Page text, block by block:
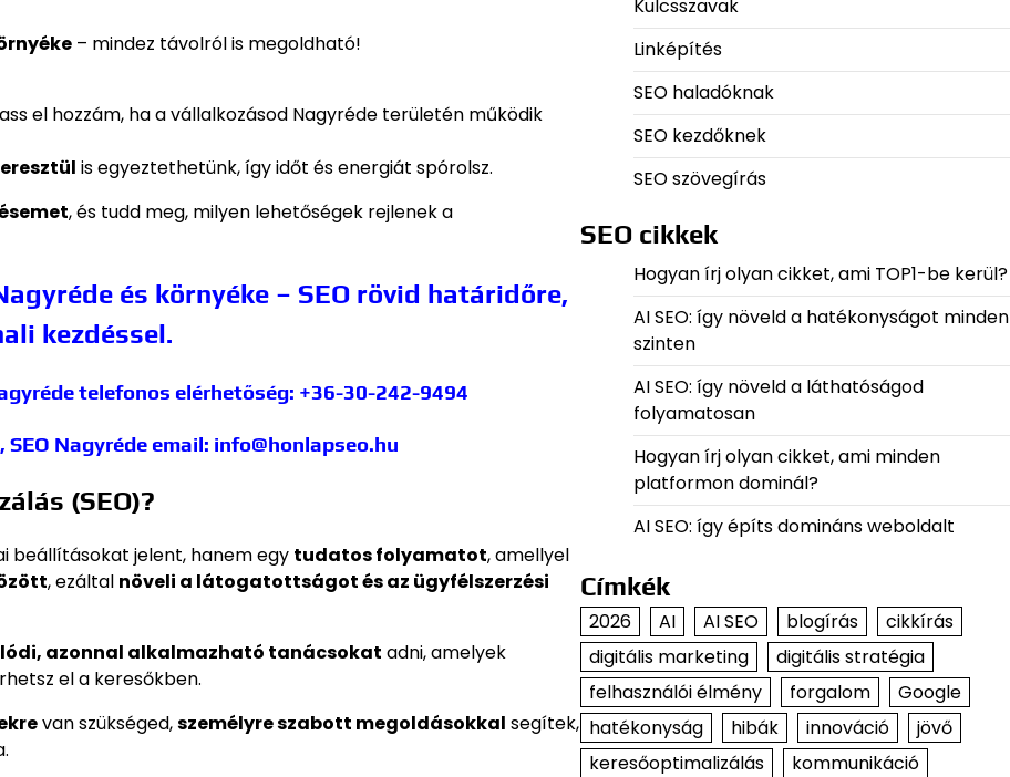
– mindez távolról is megoldható!
el hozzám, ha a vállalkozásod Nagyréde területén működik
is egyeztethetünk, így időt és energiát spórolsz.
, és tudd meg, milyen lehetőségek rejlenek a
és környéke – SEO rövid határidőre,
kezdéssel.
telefonos elérhetőség: +36-30-242-9494
Nagyréde email: info@honlapseo.hu
(SEO)?
beállításokat jelent, hanem egy tudatos folyamatot, amellyel
, ezáltal növeli a látogatottságot és az ügyfélszerzési
azonnal alkalmazható tanácsokat adni, amelyek
el a keresőkben.
van szükséged,személyre szabott megoldásokkal segítek,
Kulcsszavak
Linképítés
SEO haladóknak
SEO kezdőknek
SEO szövegírás
SEO cikkek
Hogyan írj olyan cikket, ami TOP1-be kerül?
AI SEO: így növeld a hatékonyságot minden
szinten
AI SEO: így növeld a láthatóságod
folyamatosan
Hogyan írj olyan cikket, ami minden
platformon dominál?
AI SEO: így építs domináns weboldalt
Címkék
2026 AI AI SEO blogírás
cikkírás
digitális marketing
digitális stratégia
felhasználói élmény
forgalom
Google
hatékonyság
hibák innováció
jövő
keresőoptimalizálás
kommunikáció